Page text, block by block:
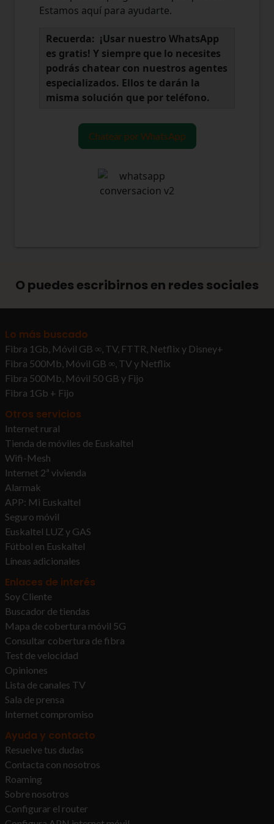
Estamos aquí para ayudarte.
Recuerda: ¡Usar nuestro WhatsApp
es gratis! Y siempre que lo necesites
podrás chatear con nuestros agentes
especializados. Ellos te darán la
misma solución que por teléfono.
Chatear por WhatsApp
O puedes escribirnos en redes sociales
Lo más buscado
Fibra 1Gb, Móvil GB ∞, TV, FTTR, Netflix y Disney+
Fibra 500Mb, Móvil GB ∞, TV y Netflix
Fibra 500Mb, Móvil 50 GB y Fijo
Fibra 1Gb + Fijo
Otros servicios
Internet rural
Tienda de móviles de Euskaltel
Wifi-Mesh
Internet 2ª vivienda
Alarmak
APP: Mi Euskaltel
Seguro móvil
Euskaltel LUZ y GAS
Fútbol en Euskaltel
Líneas adicionales
Enlaces de interés
Soy Cliente
Buscador de tiendas
Mapa de cobertura móvil 5G
Consultar cobertura de fibra
Test de velocidad
Opiniones
Lista de canales TV
Sala de prensa
Internet compromiso
Ayuda y contacto
Resuelve tus dudas
Contacta con nosotros
Roaming
Sobre nosotros
Configurar el router